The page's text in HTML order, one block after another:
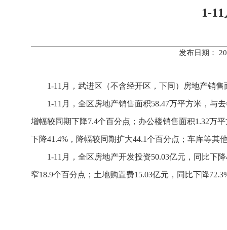
1-
发布日期：
1-11月，武进区（不含经开区，下同）房地产销
1-11月，全区房地产销售面积58.47万平方米，与
增幅较同期下降7.4个百分点；办公楼销售面积1.32万
下降41.4%，降幅较同期扩大44.1个百分点；车库等其
1-11月，全区房地产开发投资50.03亿元，同比下
窄18.9个百分点；土地购置费15.03亿元，同比下降